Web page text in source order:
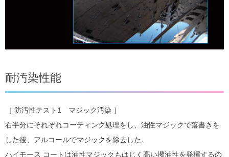
耐汚染性能
［ 防汚性テスト1 マジック汚染 ］
右半分にそれぞれコーティング処理をし、油性マジックで落書きを
した後、アルコールでマジックを除去した。
ハイモース コートは油性マジックもはじく高い撥油性を発揮するの